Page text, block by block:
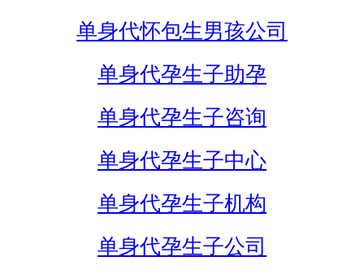
单身代怀包生男孩公司
单身代孕生子助孕
单身代孕生子咨询
单身代孕生子中心
单身代孕生子机构
单身代孕生子公司